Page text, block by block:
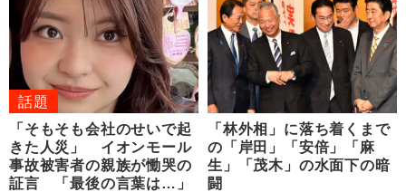
話題
「そもそも会社のせいで起
きた人災」 イオンモール
事故被害者の親族が慟哭の
証言 「最後の言葉は…」
「林外相」に落ち着くまで
の「岸田」「安倍」「麻
生」「茂木」の水面下の暗
闘